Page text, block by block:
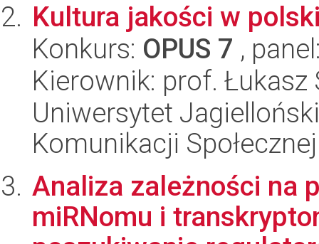
Kultura jakości w
Konkurs: OPUS 7 ,
Kierownik: prof. Łukasz
Uniwersytet
Komunikacji Społecznej
Analiza zależności na
miRNomu i